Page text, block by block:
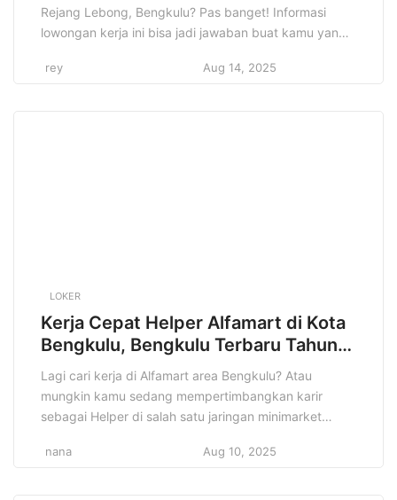
Rejang Lebong, Bengkulu? Pas banget! Informasi
lowongan kerja ini bisa jadi jawaban buat kamu yang
bakal kupas tuntas semua detail tentang lowongan
rey Aug 14, 2025
LOKER
Kerja Cepat Helper Alfamart di Kota
Bengkulu, Bengkulu Terbaru Tahun
2025
Lagi cari kerja di Alfamart area Bengkulu? Atau
mungkin kamu sedang mempertimbangkan karir
sebagai Helper di salah satu jaringan minimarket
sangat cocok buat kamu yang berdomisili di Kota
nana Aug 10, 2025